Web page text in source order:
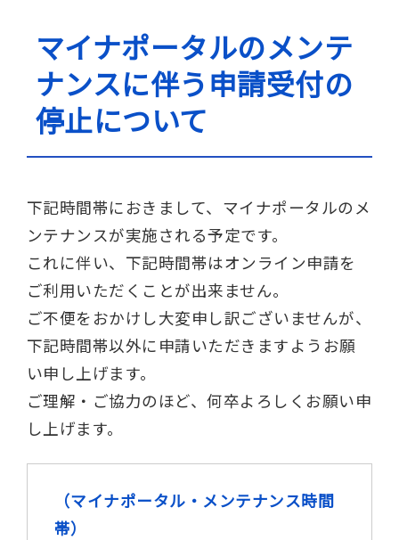
マイナポータルのメンテ
ナンスに伴う申請受付の
停止について
下記時間帯におきまして、マイナポータルのメ
ンテナンスが実施される予定です。
これに伴い、下記時間帯はオンライン申請を
ご利用いただくことが出来ません。
ご不便をおかけし大変申し訳ございませんが、
下記時間帯以外に申請いただきますようお願
い申し上げます。
ご理解・ご協力のほど、何卒よろしくお願い申
し上げます。
（マイナポータル・メンテナンス時間
帯）